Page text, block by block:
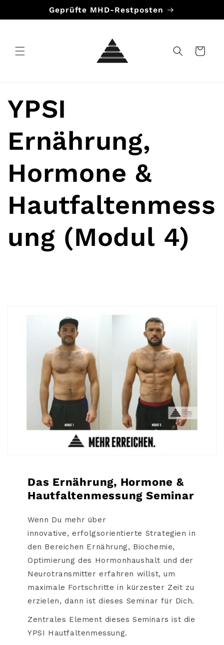
Inhalt
Geprüfte MHD-Restposten
Warenkorb
YPSI
Ernährung,
Hormone &
Hautfaltenmess
ung (Modul 4)
Das Ernährung, Hormone &
Hautfaltenmessung Seminar
Wenn Du mehr über
innovative, erfolgsorientierte Strategien in
den Bereichen Ernährung, Biochemie,
Optimierung des Hormonhaushalt und der
Neurotransmitter erfahren willst, um
maximale Fortschritte in kürzester Zeit zu
erzielen, dann ist dieses Seminar für Dich.
Zentrales Element dieses Seminars ist die
YPSI Hautfaltenmessung.